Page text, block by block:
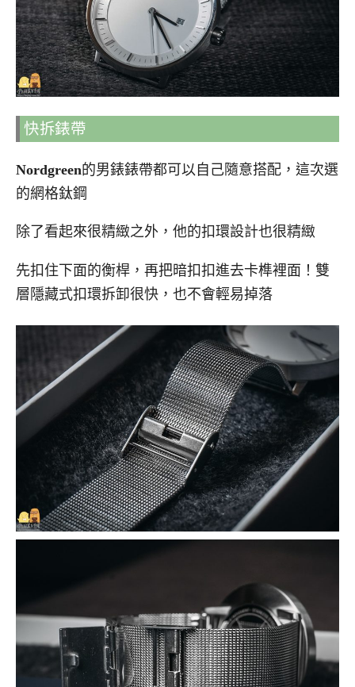
快拆錶帶
Nordgreen的男錶錶帶都可以自己隨意搭配，這次選
的網格鈦鋼
除了看起來很精緻之外，他的扣環設計也很精緻
先扣住下面的衡桿，再把暗扣扣進去卡榫裡面！雙
層隱藏式扣環拆卸很快，也不會輕易掉落